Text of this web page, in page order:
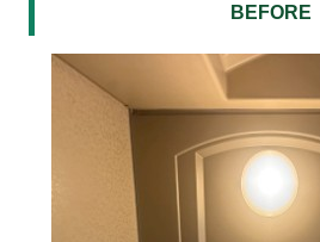
BEFORE